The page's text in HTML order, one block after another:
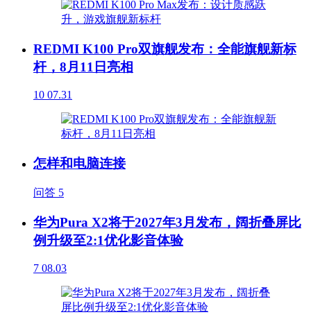
REDMI K100 Pro双旗舰发布：全能旗舰新标
杆，8月11日亮相
10 07.31
怎样和电脑连接
问答 5
华为Pura X2将于2027年3月发布，阔折叠屏比
例升级至2:1优化影音体验
7 08.03